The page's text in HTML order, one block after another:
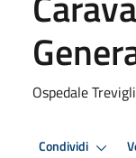
Ospedale
Condividi